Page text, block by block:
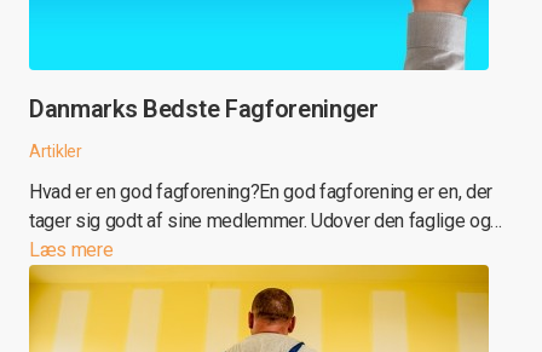
Danmarks Bedste Fagforeninger
Artikler
Hvad er en god fagforening?En god fagforening er en, der
tager sig godt af sine medlemmer. Udover den faglige og…
Læs mere